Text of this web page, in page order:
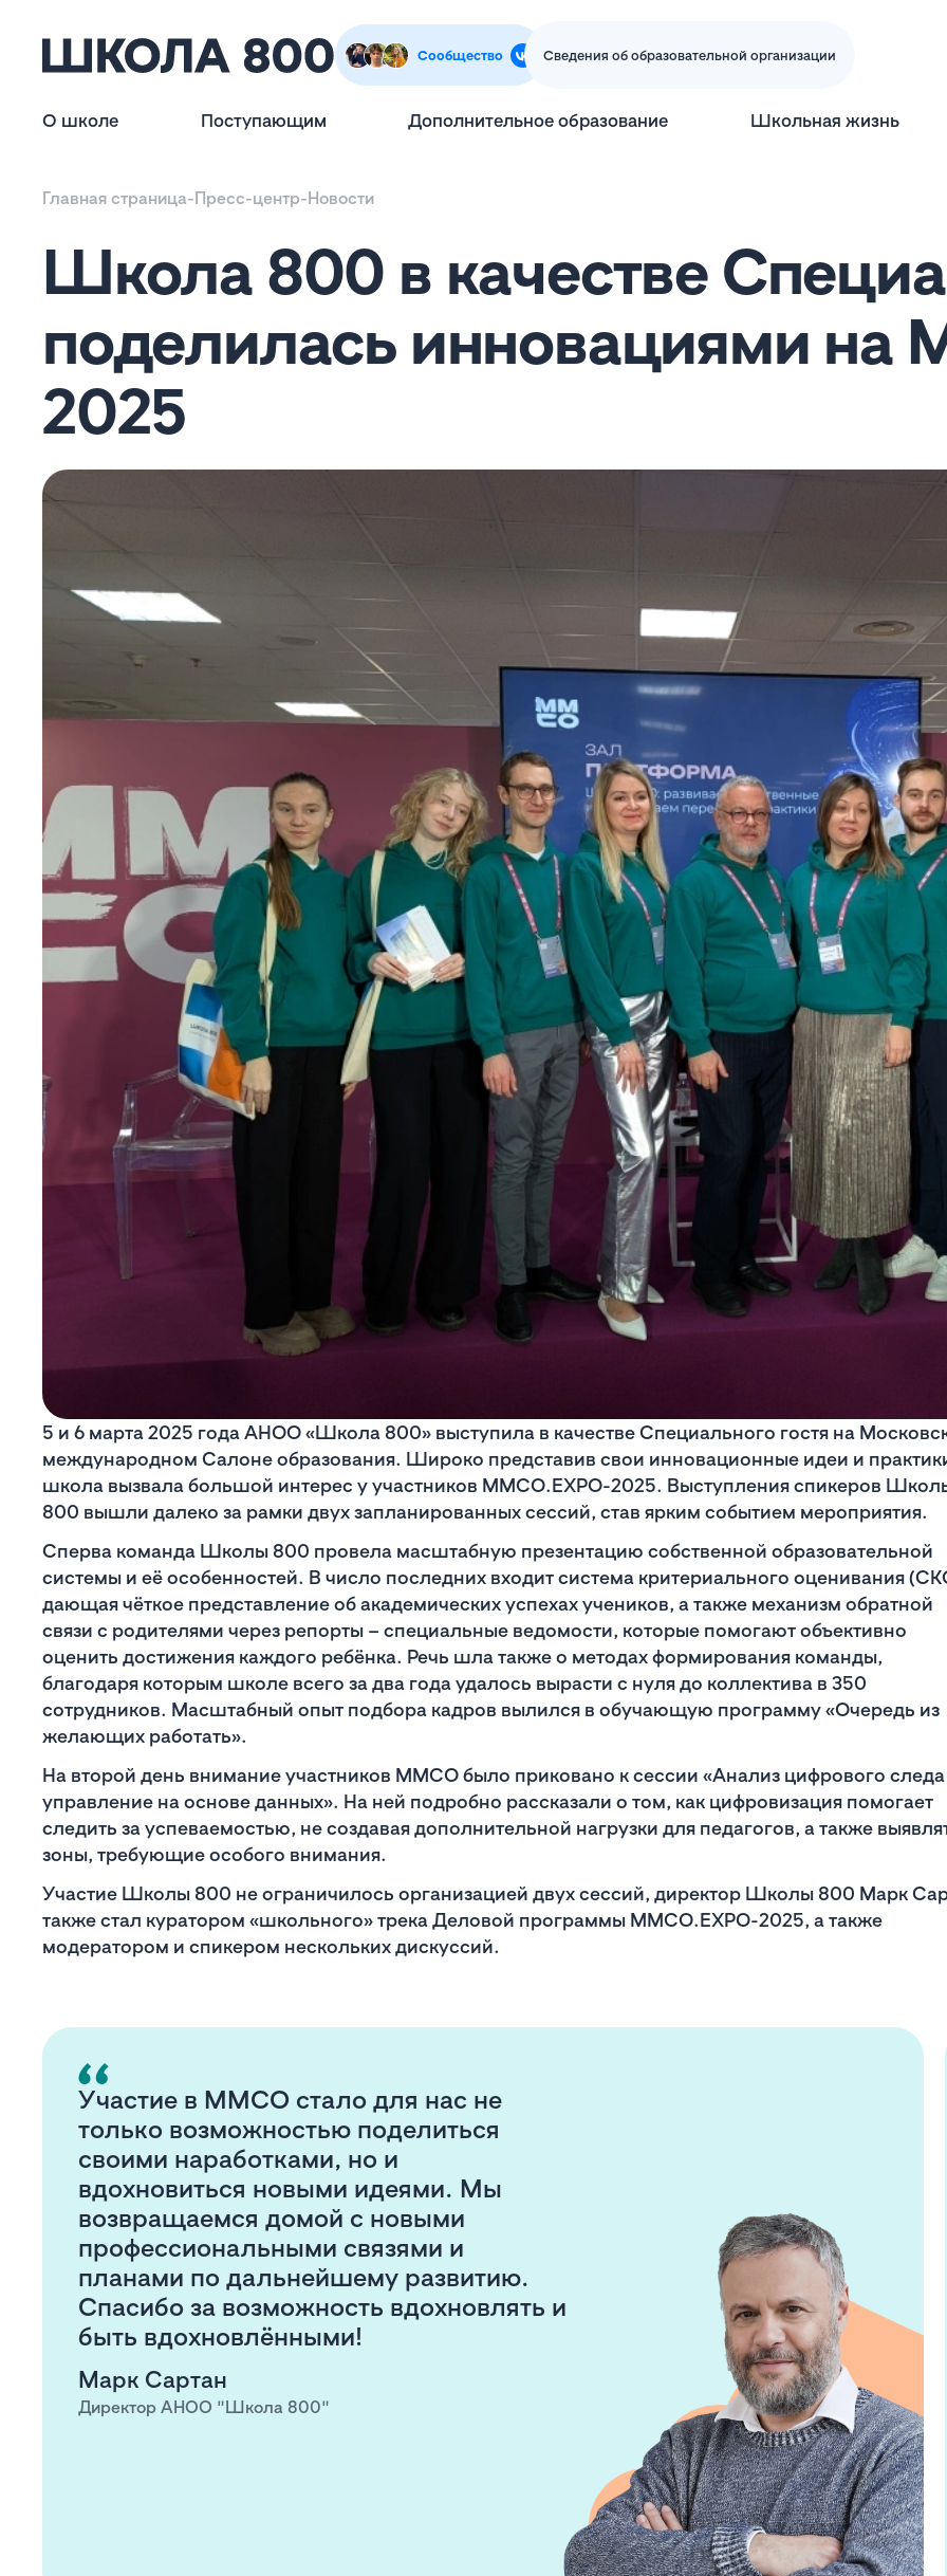
Сообщество Сведения об образовательной организации
О школе Поступающим Дополнительное образование Школьная жизнь
Главная страница-Пресс-центр-Новости
Школа 800 в качестве
поделилась инновациями
2025
5 и 6 марта 2025 года АНОО «Школа 800» выступила в качестве Специального гостя на
международном Салоне образования. Широко представив свои инновационные идеи и
школа вызвала большой интерес у участников ММСО.EXPO-2025. Выступления спикеров
800 вышли далеко за рамки двух запланированных сессий, став ярким событием мероприятия.
Сперва команда Школы 800 провела масштабную презентацию собственной образовательной
системы и её особенностей. В число последних входит система критериального оценивания
дающая чёткое представление об академических успехах учеников, а также механизм обратной
связи с родителями через репорты – специальные ведомости, которые помогают объективно
оценить достижения каждого ребёнка. Речь шла также о методах формирования команды,
благодаря которым школе всего за два года удалось вырасти с нуля до коллектива в 350
сотрудников. Масштабный опыт подбора кадров вылился в обучающую программу «Очередь из
желающих работать».
На второй день внимание участников ММСО было приковано к сессии «Анализ цифрового
управление на основе данных». На ней подробно рассказали о том, как цифровизация помогает
следить за успеваемостью, не создавая дополнительной нагрузки для педагогов, а также
зоны, требующие особого внимания.
Участие Школы 800 не ограничилось организацией двух сессий, директор Школы 800 Марк
также стал куратором «школьного» трека Деловой программы ММСО.EXPO-2025, а также
модератором и спикером нескольких дискуссий.
Участие в ММСО стало для нас не
только возможностью поделиться
своими наработками, но и
вдохновиться новыми идеями. Мы
возвращаемся домой с новыми
профессиональными связями и
планами по дальнейшему развитию.
Спасибо за возможность вдохновлять и
быть вдохновлёнными!
Марк Сартан
Директор АНОО "Школа 800"